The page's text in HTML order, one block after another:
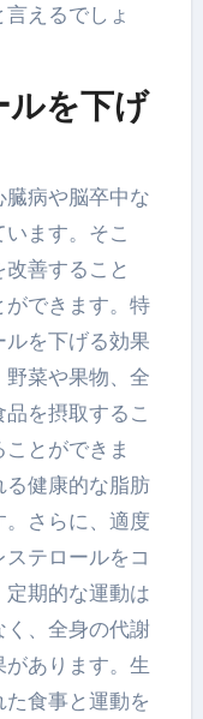
えるでしょ
ルを下げ
病や脳卒中な
ます。そこ
善すること
できます。特
を下げる効果
菜や果物、全
を摂取するこ
とができま
健康的な脂肪
さらに、適度
テロールをコ
期的な運動は
、全身の代謝
あります。生
食事と運動を